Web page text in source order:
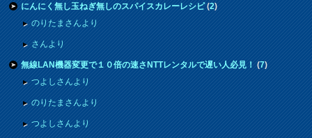
にんにく無し玉ねぎ無しのスパイスカレーレシピ(2)
のりたまさんより
さんより
無線LAN機器変更で１０倍の速さNTTレンタルで遅い人必見！(7)
つよしさんより
のりたまさんより
つよしさんより